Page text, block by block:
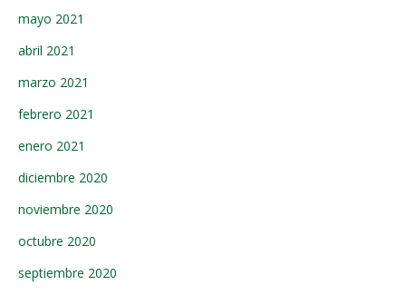
mayo 2021
abril 2021
marzo 2021
febrero 2021
enero 2021
diciembre 2020
noviembre 2020
octubre 2020
septiembre 2020